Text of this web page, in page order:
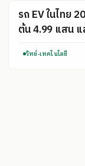
รถ EV ในไทย
ต้น 4.99 แสน แ
วิทย์-เทคโนโลยี